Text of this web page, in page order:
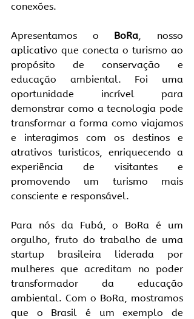
conexões.
Apresentamos o BoRa, nosso
aplicativo que conecta o turismo ao
propósito de conservação e
educação ambiental. Foi uma
oportunidade incrível para
demonstrar como a tecnologia pode
transformar a forma como viajamos
e interagimos com os destinos e
atrativos turisticos, enriquecendo a
experiência de visitantes e
promovendo um turismo mais
consciente e responsável.
Para nós da Fubá, o BoRa é um
orgulho, fruto do trabalho de uma
startup brasileira liderada por
mulheres que acreditam no poder
transformador da educação
ambiental. Com o BoRa, mostramos
que o Brasil é um exemplo de